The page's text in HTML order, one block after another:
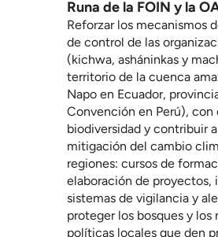
Runa de la FOIN y la
Reforzar los mecanismos
de control de las
(kichwa, asháninkas y
territorio de la cuenca
Napo en Ecuador,
Convención en Perú),
biodiversidad y contribuir
mitigación del cambio
regiones: cursos de
elaboración de proyectos,
sistemas de vigilancia y
proteger los bosques y los
políticas locales que den